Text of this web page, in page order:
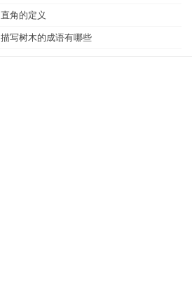
直角的定义
描写树木的成语有哪些